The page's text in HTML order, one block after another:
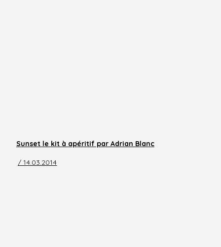
Sunset le kit à apéritif par Adrian Blanc
/ 14.03.2014